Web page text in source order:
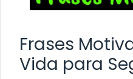
Frases
Vida para